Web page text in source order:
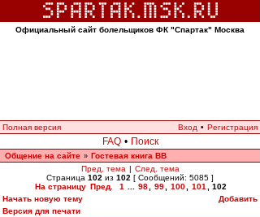
Официальный сайт болельщиков ФК "Спартак" Москва
Полная версия Вход • Регистрация
FAQ • Поиск
Общение на сайте » Гостевая книга ВВ
Пред. тема | След. тема
Страница 102 из 102 [ Сообщений: 5085 ]
На страницу Пред. 1 98 99 100 101
102
Начать новую тему
Добавить
Версия для печати